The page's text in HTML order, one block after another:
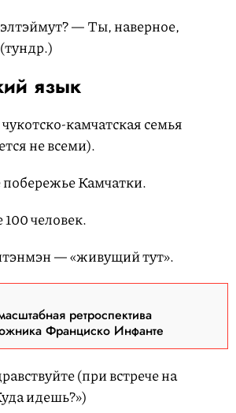
— Ты, наверное,
язык
камчатская семья
не всеми).
Камчатки.
человек.
— «живущий тут».
ретроспектива
Франциско Инфанте
(при встрече на
идешь?»)